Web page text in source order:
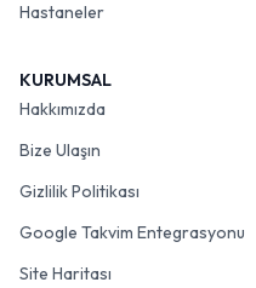
Hastaneler
KURUMSAL
Hakkımızda
Bize Ulaşın
Gizlilik Politikası
Google Takvim Entegrasyonu
Site Haritası